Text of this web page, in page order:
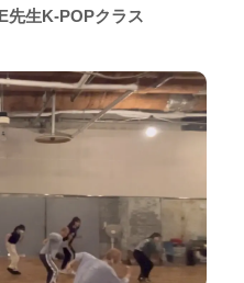
先生K-POPクラス